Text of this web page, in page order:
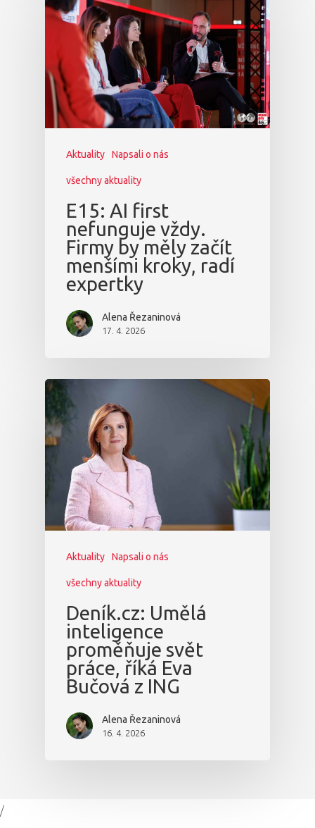
Aktuality Napsali o nás
všechny aktuality
E15: AI first
nefunguje vždy.
Firmy by měly začít
menšími kroky, radí
expertky
Alena Řezaninová
17. 4. 2026
Aktuality Napsali o nás
všechny aktuality
Deník.cz: Umělá
inteligence
proměňuje svět
práce, říká Eva
Bučová z ING
Alena Řezaninová
16. 4. 2026
/